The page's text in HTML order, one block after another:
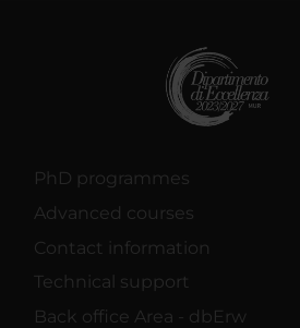
PhD programmes
Advanced courses
Contact information
Technical support
Back office Area - dbErw